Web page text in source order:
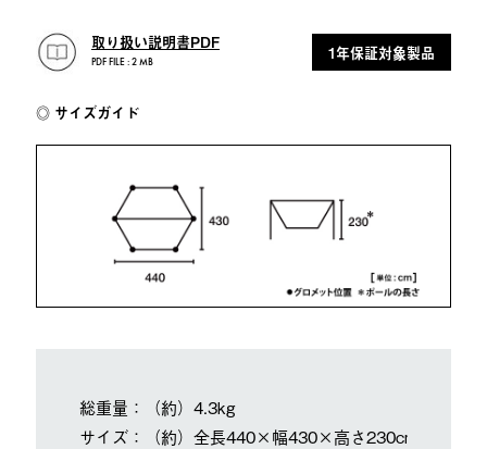
取り扱い説明書PDF
PDF FILE : 2 MB
1年保証対象製品
サイズガイド
総重量：（約）4.3kg
サイズ：（約）全長440×幅430×高さ230cm